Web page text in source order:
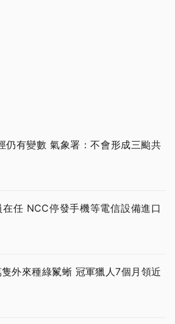
仍有變數 氣象署：不會形成三颱共
任 NCC停發手機等電信設備進口
外來種綠鬣蜥 冠軍獵人7個月領近